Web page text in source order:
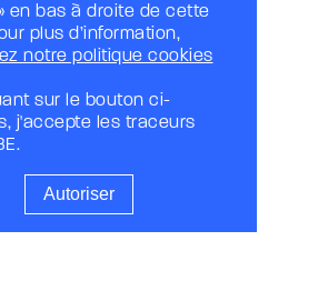
en bas à droite de cette
plus d’information,
notre politique cookies
sur le bouton ci-
j'accepte les traceurs
Autoriser